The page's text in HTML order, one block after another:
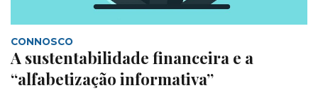
CONNOSCO
A sustentabilidade financeira e a
“alfabetização informativa”